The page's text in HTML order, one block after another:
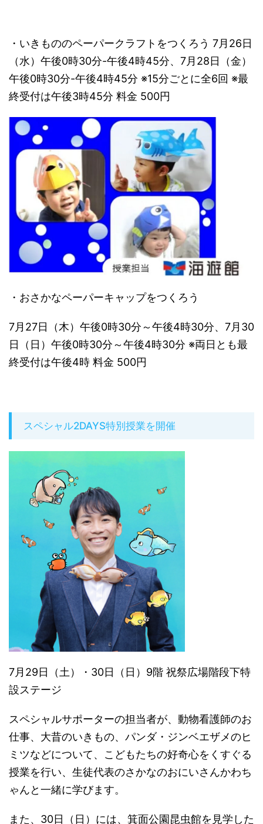
・いきもののペーパークラフトをつくろう 7月26日
（水）午後0時30分-午後4時45分、7月28日（金）
午後0時30分-午後4時45分 ※15分ごとに全6回 ※最
終受付は午後3時45分 料金 500円
・おさかなペーパーキャップをつくろう
7月27日（木）午後0時30分～午後4時30分、7月30
日（日）午後0時30分～午後4時30分 ※両日とも最
終受付は午後4時 料金 500円
スペシャル2DAYS特別授業を開催
7月29日（土）・30日（日）9階 祝祭広場階段下特
設ステージ
スペシャルサポーターの担当者が、動物看護師のお
仕事、大昔のいきもの、パンダ・ジンベエザメのヒ
ミツなどについて、こどもたちの好奇心をくすぐる
授業を行い、生徒代表のさかなのおにいさんかわち
ゃんと一緒に学びます。
また、30日（日）には、箕面公園昆虫館を見学した